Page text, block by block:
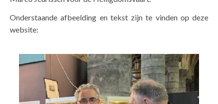
Onderstaande afbeelding en tekst zijn te vinden op deze
website: